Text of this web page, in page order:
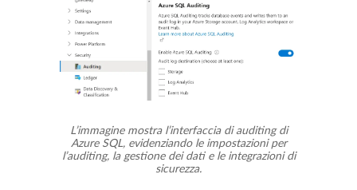
L’immagine mostra l’interfaccia di auditing di
Azure SQL, evidenziando le impostazioni per
l’auditing, la gestione dei dati e le integrazioni di
sicurezza.